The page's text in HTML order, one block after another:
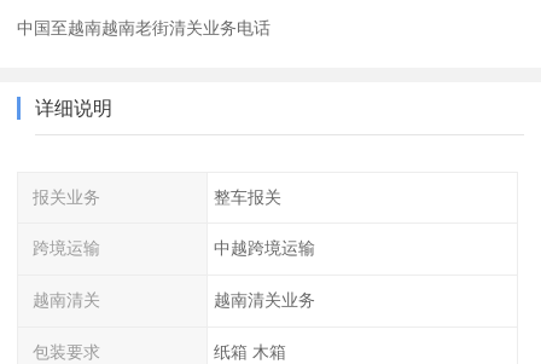
中国至越南越南老街清关业务电话
详细说明
报关业务 整车报关
跨境运输 中越跨境运输
越南清关 越南清关业务
包装要求 纸箱 木箱